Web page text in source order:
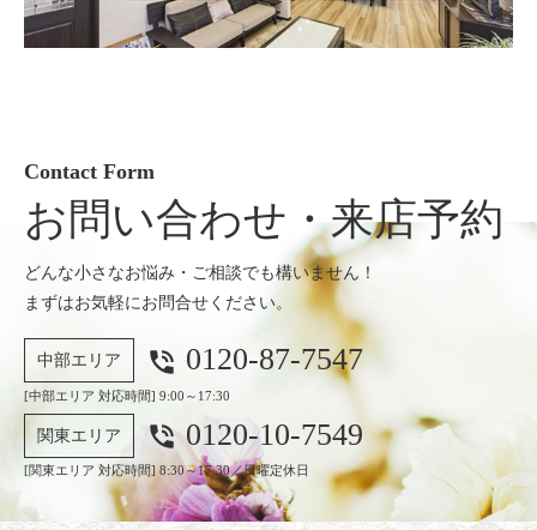
Contact Form
お問い合わせ・来店予約
どんな小さなお悩み・ご相談でも構いません！
まずはお気軽にお問合せください。
中部エリア phone_in_talk 0120-87-7547
[中部エリア 対応時間] 9:00～17:30
関東エリア phone_in_talk 0120-10-7549
[関東エリア 対応時間] 8:30～17:30／日曜定休日